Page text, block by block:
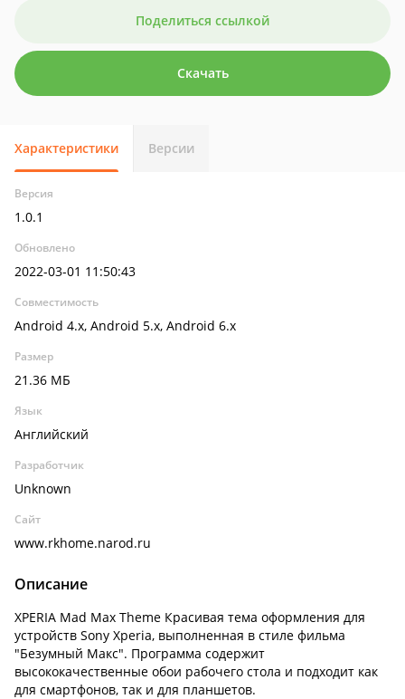
Поделиться ссылкой
Скачать
Характеристики Версии
Версия
1.0.1
Обновлено
2022-03-01 11:50:43
Совместимость
Android 4.x, Android 5.x, Android 6.x
Размер
21.36 МБ
Язык
Английский
Разработчик
Unknown
Сайт
www.rkhome.narod.ru
Описание
XPERIA Mad Max Theme Красивая тема оформления для
устройств Sony Xperia, выполненная в стиле фильма
"Безумный Макс". Программа содержит
высококачественные обои рабочего стола и подходит как
для смартфонов, так и для планшетов.